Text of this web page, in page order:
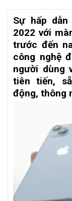
Sự hấp
2022 với
trước đến
công nghệ
người dùng
tiên tiến,
động, thông